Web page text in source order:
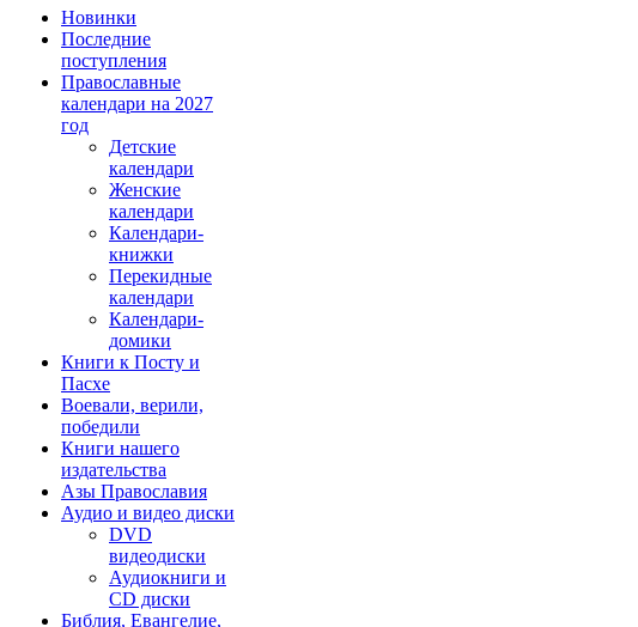
Новинки
Последние
поступления
Православные
календари на 2027
год
Детские
календари
Женские
календари
Календари-
книжки
Перекидные
календари
Календари-
домики
Книги к Посту и
Пасхе
Воевали, верили,
победили
Книги нашего
издательства
Азы Православия
Аудио и видео диски
DVD
видеодиски
Аудиокниги и
CD диски
Библия, Евангелие,